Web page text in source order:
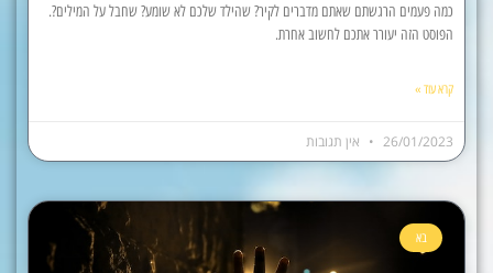
כמה פעמים הרגשתם שאתם מדברים לקיר? שהילד שלכם לא שומע? שחבל על המילים?.
הפוסט הזה יעורר אתכם לחשוב אחרת.
קרא עוד »
26/01/2023 אין תגובות
בא